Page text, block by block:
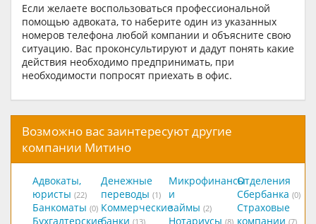
Если желаете воспользоваться профессиональной
помощью адвоката, то наберите один из указанных
номеров телефона любой компании и объясните свою
ситуацию. Вас проконсультируют и дадут понять какие
действия необходимо предпринимать, при
необходимости попросят приехать в офис.
Возможно вас заинтересуют другие
компании Митино
Адвокаты,
юристы (22)
Банкоматы (0)
Бухгалтерские
Денежные
переводы (1)
Коммерческие
банки (13)
Микрофинансы
и
займы (2)
Нотариусы (8)
Отделения
Сбербанка (0)
Страховые
компании (7)